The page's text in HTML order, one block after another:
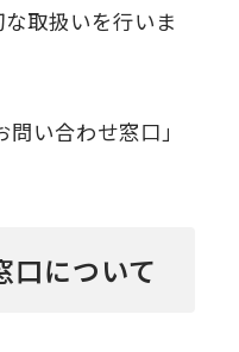
取扱いを行いま
い合わせ窓口」
口について